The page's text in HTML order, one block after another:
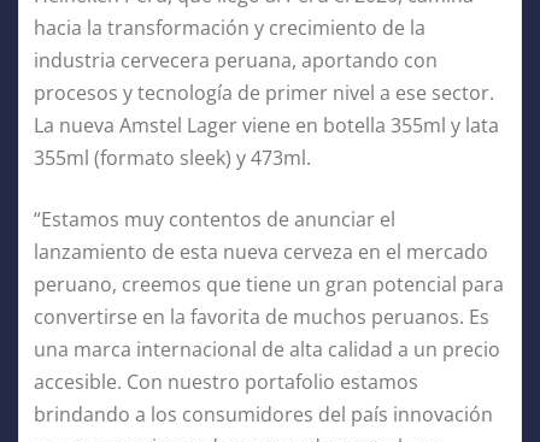
hacia la transformación y crecimiento de la
industria cervecera peruana, aportando con
procesos y tecnología de primer nivel a ese sector.
La nueva Amstel Lager viene en botella 355ml y lata
355ml (formato sleek) y 473ml.
“Estamos muy contentos de anunciar el
lanzamiento de esta nueva cerveza en el mercado
peruano, creemos que tiene un gran potencial para
convertirse en la favorita de muchos peruanos. Es
una marca internacional de alta calidad a un precio
accesible. Con nuestro portafolio estamos
brindando a los consumidores del país innovación